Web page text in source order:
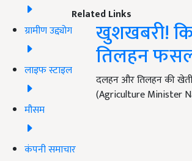
ग्रामीण उद्द्योग
लाइफ स्टाइल
मौसम
कंपनी समाचार
Related Links
खुशखबरी!
तिलहन
दलहन और तिलहन की खेती
(Agriculture Minister